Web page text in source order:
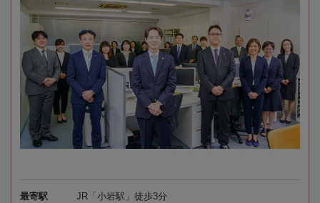
最寄駅 JR「小岩駅」徒歩3分